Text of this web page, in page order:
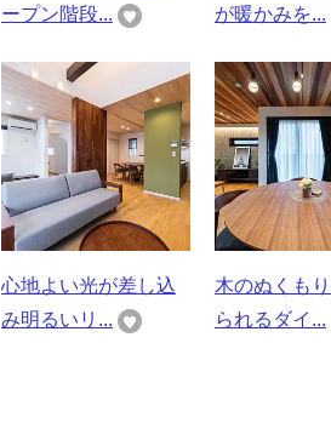
ープン階段...
が暖かみを...
心地よい光が差し込
み明るいリ...
木のぬくも
られるダイ...